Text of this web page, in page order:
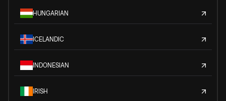
HUNGARIAN
ICELANDIC
INDONESIAN
IRISH